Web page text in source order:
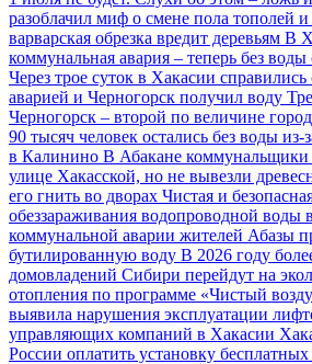
разоблачил миф о смене пола тополей
варварская обрезка вредит деревьям В
коммунальная авария – теперь без воды
Через трое суток в Хакасии
аварией и Черногорск получил воду
Черногорск – второй по величине
90 тысяч человек остались без воды из-
в Калинино В Абакане коммунальщики
улице Хакасской, но не вывезли
его гнить во дворах Чистая и
обеззараживания водопроводной воды
коммунальной аварии жителей Абазы
бутилированную воду В 2026 году
домовладений Сибири перейдут на
отопления по программе «Чистый
выявила нарушения эксплуатации
управляющих компаний в Хакасии
России оплатить установку бесплатных